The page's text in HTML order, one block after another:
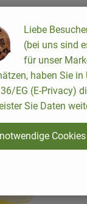
,
, Autorité de
ABCERT
aux favoris
Liebe
(bei uns sind
für unser
haben Sie
EG (E-Privacy)
Sie Daten